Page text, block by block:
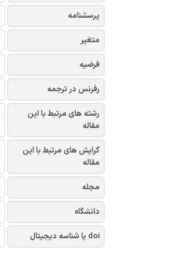
پرسشنامه
متغیر
فرضیه
رفرنس در ترجمه
رشته های مرتبط با این
مقاله
گرایش های مرتبط با این
مقاله
مجله
دانشگاه
doi یا شناسه دیجیتال